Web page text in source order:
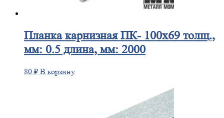
Планкакарнизная ПК- 100х69 толщ.,
мм: 0.5 длина, мм: 2000
80 ₽ В корзину